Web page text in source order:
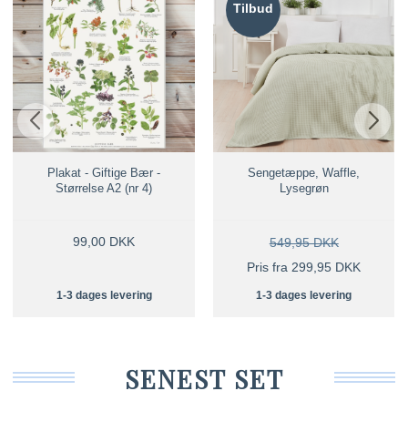
Plakat - Giftige Bær -
Størrelse A2 (nr 4)
99,00 DKK
1-3 dages levering
Tilbud
Sengetæppe, Waffle,
Lysegrøn
549,95 DKK
Pris fra 299,95 DKK
1-3 dages levering
SENEST SET